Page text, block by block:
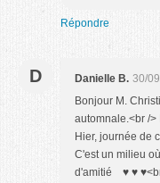
Répondre
D Danielle B. 30/
Bonjour M.
automnale.<br />
Hier, journée de
C'est un milieu
d'amitié ♥ ♥